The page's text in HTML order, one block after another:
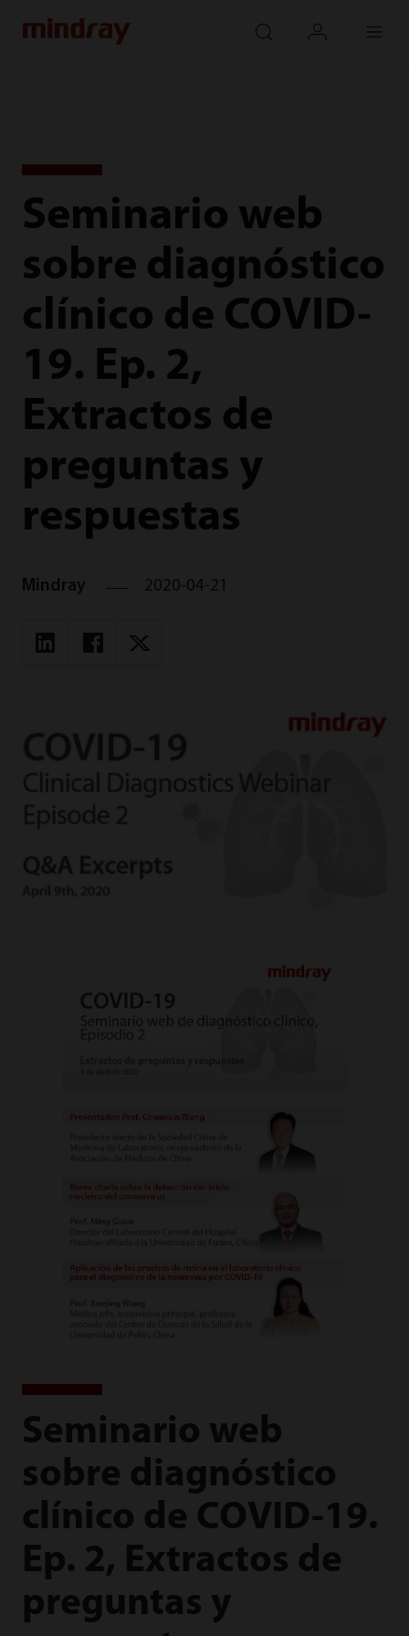
Seminario web
sobre diagnóstico
clínico de COVID-
19. Ep. 2,
Extractos de
preguntas y
respuestas
Mindray 2020-04-21
Seminario web
sobre diagnóstico
clínico de COVID-19.
Ep. 2, Extractos de
preguntas y